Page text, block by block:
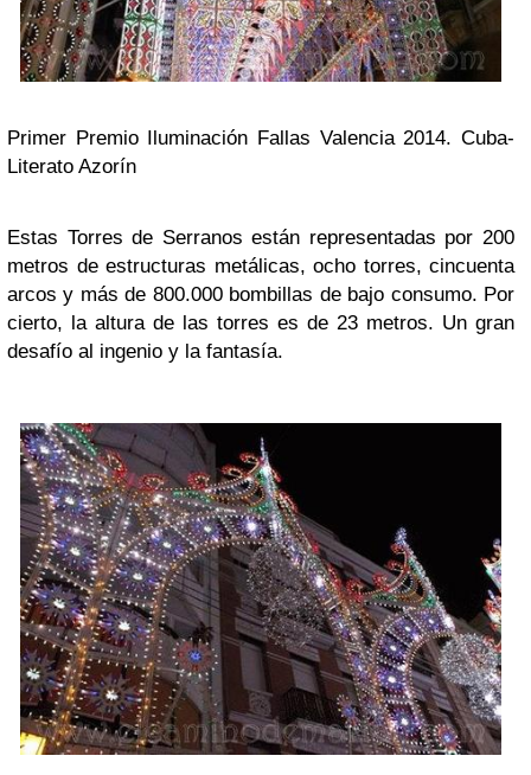
Primer Premio Iluminación Fallas Valencia 2014. Cuba-
Literato Azorín
Estas Torres de Serranos están representadas por 200
metros de estructuras metálicas, ocho torres, cincuenta
arcos y más de 800.000 bombillas de bajo consumo. Por
cierto, la altura de las torres es de 23 metros. Un gran
desafío al ingenio y la fantasía.